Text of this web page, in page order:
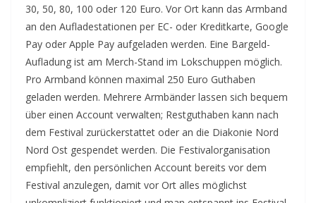
30, 50, 80, 100 oder 120 Euro. Vor Ort kann das Armband
an den Aufladestationen per EC- oder Kreditkarte, Google
Pay oder Apple Pay aufgeladen werden. Eine Bargeld-
Aufladung ist am Merch-Stand im Lokschuppen möglich.
Pro Armband können maximal 250 Euro Guthaben
geladen werden. Mehrere Armbänder lassen sich bequem
über einen Account verwalten; Restguthaben kann nach
dem Festival zurückerstattet oder an die Diakonie Nord
Nord Ost gespendet werden. Die Festivalorganisation
empfiehlt, den persönlichen Account bereits vor dem
Festival anzulegen, damit vor Ort alles möglichst